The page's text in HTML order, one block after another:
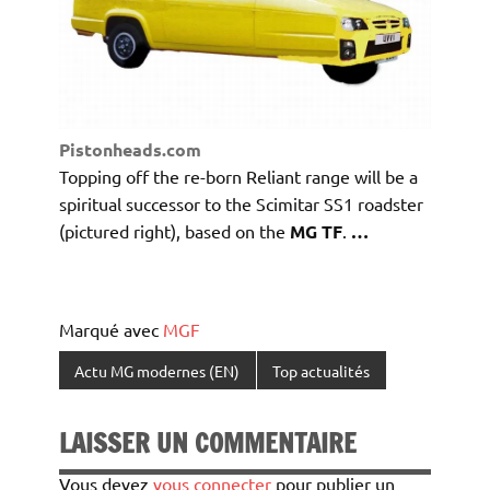
Pistonheads.com
Topping off the re-born Reliant range will be a
spiritual successor to the Scimitar SS1 roadster
(pictured right), based on the MG TF …
Marqué avec MGF
Actu MG modernes (EN) Top actualités
LAISSER UN COMMENTAIRE
Vous devez vous connecter pour publier un